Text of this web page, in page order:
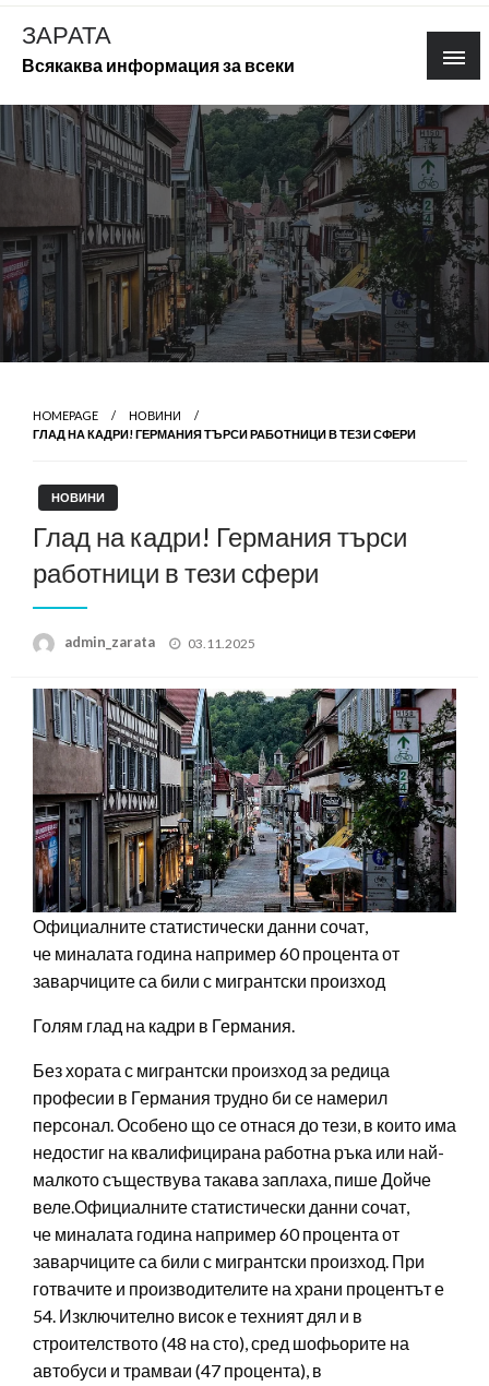
Skip
content
ЗАРАТА
Всякаква информация за всеки
HOMEPAGE
НОВИНИ
ГЛАД НА КАДРИ! ГЕРМАНИЯ ТЪРСИ РАБОТНИЦИ В ТЕЗИ СФЕРИ
НОВИНИ
Глад на кадри! Германия търси
работници в тези сфери
admin_zarata
Posted
03.11.2025
Официалните статистически данни сочат,
че миналата година например 60 процента от
заварчиците са били с мигрантски произход
Голям глад на кадри в Германия.
Без хората с мигрантски произход за редица
професии в Германия трудно би се намерил
персонал. Особено що се отнася до тези, в които има
недостиг на квалифицирана работна ръка или най-
малкото съществува такава заплаха, пише Дойче
веле.Официалните статистически данни сочат,
че миналата година например 60 процента от
заварчиците са били с мигрантски произход. При
готвачите и производителите на храни процентът е
54. Изключително висок е техният дял и в
строителството (48 на сто), сред шофьорите на
автобуси и трамваи (47 процента), в